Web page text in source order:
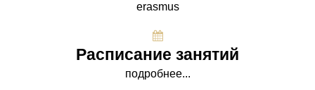
erasmus
Расписание занятий
подробнее...